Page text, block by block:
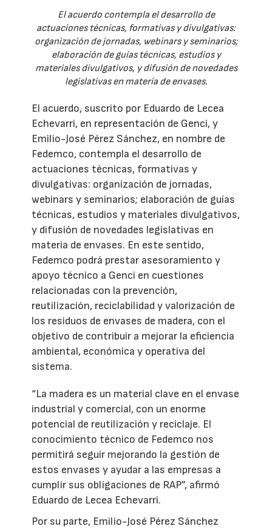
El acuerdo contempla el desarrollo de
actuaciones técnicas, formativas y divulgativas:
organización de jornadas, webinars y seminarios;
elaboración de guías técnicas, estudios y
materiales divulgativos, y difusión de novedades
legislativas en materia de envases.
El acuerdo, suscrito por Eduardo de Lecea
Echevarri, en representación de Genci, y
Emilio-José Pérez Sánchez, en nombre de
Fedemco, contempla el desarrollo de
actuaciones técnicas, formativas y
divulgativas: organización de jornadas,
webinars y seminarios; elaboración de guías
técnicas, estudios y materiales divulgativos,
y difusión de novedades legislativas en
materia de envases. En este sentido,
Fedemco podrá prestar asesoramiento y
apoyo técnico a Genci en cuestiones
relacionadas con la prevención,
reutilización, reciclabilidad y valorización de
los residuos de envases de madera, con el
objetivo de contribuir a mejorar la eficiencia
ambiental, económica y operativa del
sistema.
“La madera es un material clave en el envase
industrial y comercial, con un enorme
potencial de reutilización y reciclaje. El
conocimiento técnico de Fedemco nos
permitirá seguir mejorando la gestión de
estos envases y ayudar a las empresas a
cumplir sus obligaciones de RAP”, afirmó
Eduardo de Lecea Echevarri.
Por su parte, Emilio-José Pérez Sánchez